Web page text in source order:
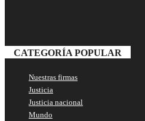
CATEGORÍA POPULAR
Nuestras firmas
Justicia
Justicia nacional
Mundo